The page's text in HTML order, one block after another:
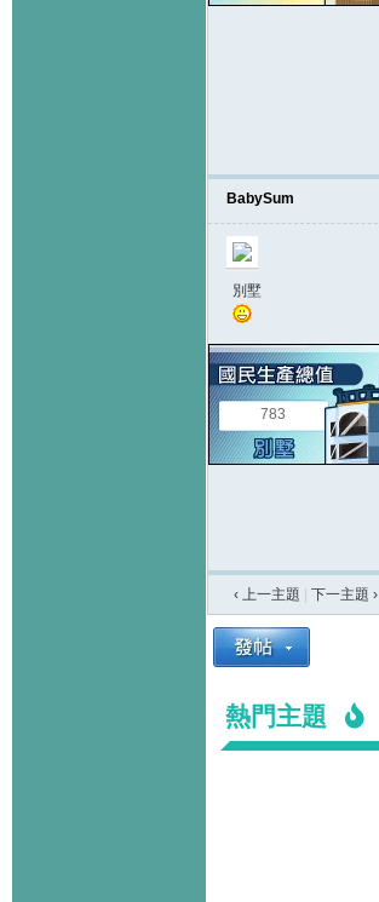
BabySum
別墅
783
‹ 上一主題 下一主題 ›
熱門主題